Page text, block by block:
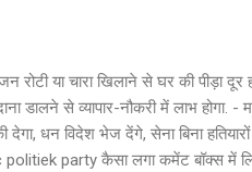
या चारा खिलाने से घर की पीड़ा
डालने से व्यापार-नौकरी में लाभ
देगा, धन विदेश भेज देंगे, सेना बिना
party कैसा लगा कमेंट बॉक्स में